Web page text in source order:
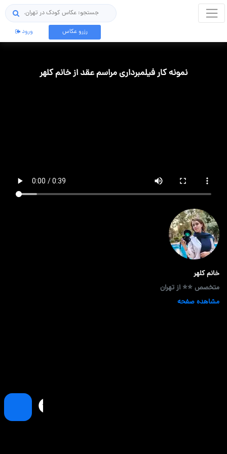
جستجو
رزرو عکاس ورود
نمونه کار فیلمبرداری مراسم عقد از خانم کلهر
خانم کلهر
متخصص ⭐⭐ از تهران
مشاهده صفحه